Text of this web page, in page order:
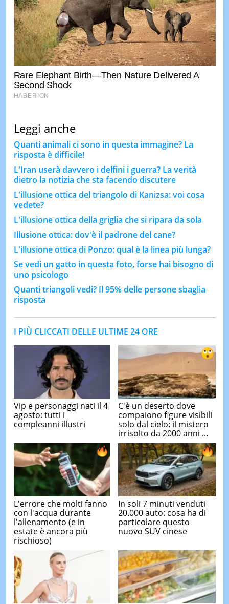
Leggi anche
Quanti animali ci sono in questa immagine? La
risposta è difficile!
L'Iran userà davvero i delfini i guerra? La verità
dietro la notizia che sta facendo discutere
L'illusione ottica del triangolo di Kanizsa: voi cosa
vedete?
L'illusione ottica della griglia che si ripara da sola
Illusione ottica: dov'è il padrone del cane?
L'illusione ottica di Ponzo: qual è la linea più lunga?
Se vedi un gatto in questa foto, forse hai bisogno di
uno psicologo
Quanti triangoli vedi? Il 95% delle persone sbaglia
risposta
I PIÙ CLICCATI DELLE ULTIME 24 ORE
Vip e personaggi nati il 4
agosto: tutti i
compleanni illustri
C'è un deserto dove
compaiono figure visibili
solo dal cielo: il mistero
irrisolto da 2000 anni ...
L'errore che molti fanno
con l'acqua durante
l'allenamento (e in
estate è ancora più
rischioso)
In soli 7 minuti venduti
20.000 auto: cosa ha di
particolare questo
nuovo SUV cinese